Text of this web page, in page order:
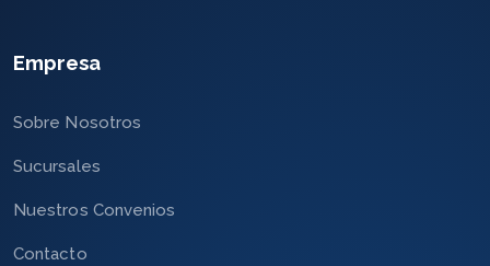
Empresa
Sobre Nosotros
Sucursales
Nuestros Convenios
Contacto